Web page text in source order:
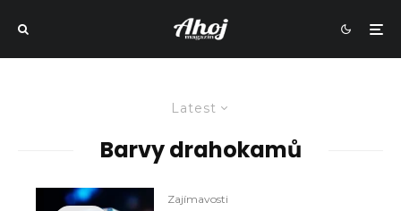
Latest
Barvy drahokamů
Zajímavosti